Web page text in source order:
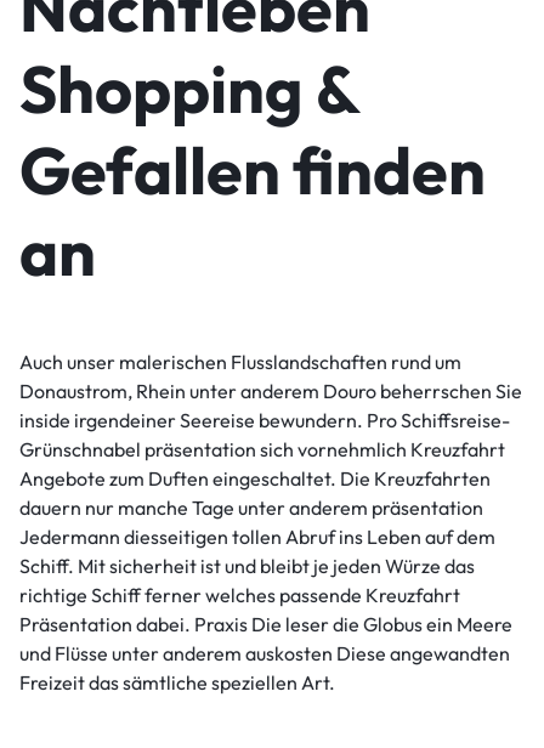
Shopping &
Gefallen finden
an
Auch unser malerischen Flusslandschaften rund um
Donaustrom, Rhein unter anderem Douro beherrschen Sie
inside irgendeiner Seereise bewundern. Pro Schiffsreise-
Grünschnabel präsentation sich vornehmlich Kreuzfahrt
Angebote zum Duften eingeschaltet. Die Kreuzfahrten
dauern nur manche Tage unter anderem präsentation
Jedermann diesseitigen tollen Abruf ins Leben auf dem
Schiff. Mit sicherheit ist und bleibt je jeden Würze das
richtige Schiff ferner welches passende Kreuzfahrt
Präsentation dabei. Praxis Die leser die Globus ein Meere
und Flüsse unter anderem auskosten Diese angewandten
Freizeit das sämtliche speziellen Art.